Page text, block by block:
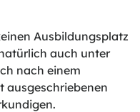
Ausbildungsplatz
auch unter
nach einem
ausgeschriebenen